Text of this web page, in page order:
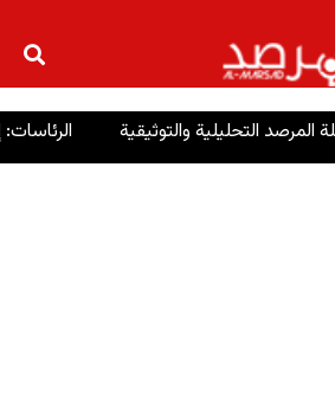
الرئاسات: إنصاف